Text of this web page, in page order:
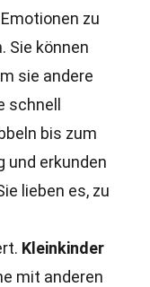
zu
Sie können
sie andere
bis zum
und erkunden
lieben es, zu
Kleinkinder
mit anderen